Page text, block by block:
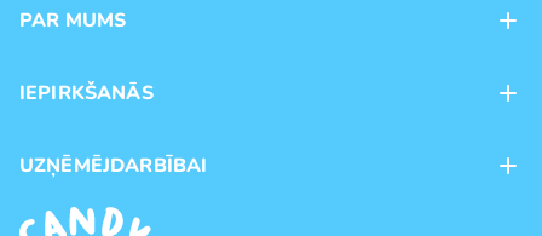
PAR MUMS
Veikali
Preču zīmoli
IEPIRKŠANĀS
Piegāde
Pirkšanas noteikumi
UZŅĒMĒJDARBĪBAI
Franšīze